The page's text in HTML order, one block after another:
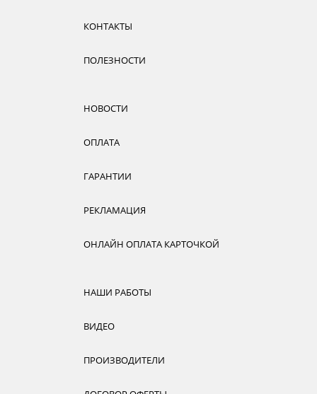
КОНТАКТЫ
ПОЛЕЗНОСТИ
НОВОСТИ
ОПЛАТА
ГАРАНТИИ
РЕКЛАМАЦИЯ
ОНЛАЙН ОПЛАТА КАРТОЧКОЙ
НАШИ РАБОТЫ
ВИДЕО
ПРОИЗВОДИТЕЛИ